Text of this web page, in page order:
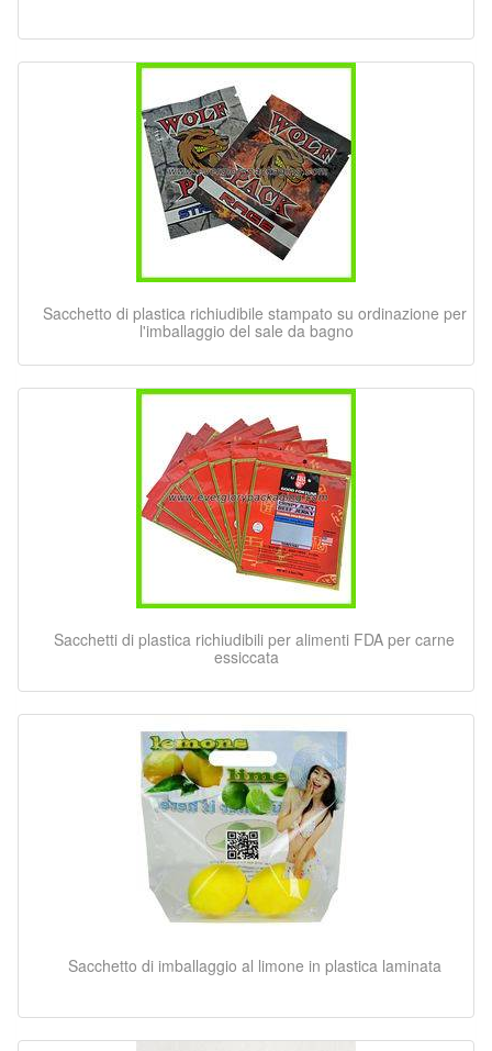
Sacchetto di plastica richiudibile stampato su ordinazione per
l'imballaggio del sale da bagno
Sacchetti di plastica richiudibili per alimenti FDA per carne
essiccata
Sacchetto di imballaggio al limone in plastica laminata